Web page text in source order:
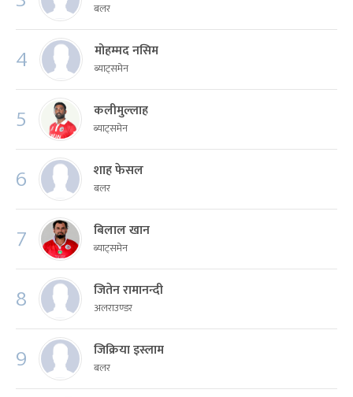
बलर
4 मोहम्मद नसिम
ब्याट्समेन
5 कलीमुल्लाह
ब्याट्समेन
6 शाह फेसल
बलर
7 बिलाल खान
ब्याट्समेन
8 जितेन रामानन्दी
अलराउण्डर
9 जिक्रिया इस्लाम
बलर